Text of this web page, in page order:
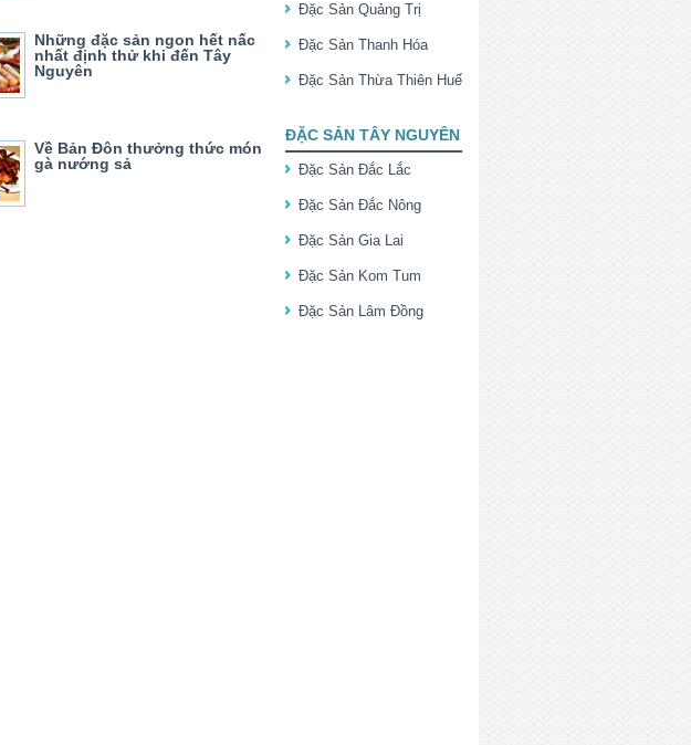
Những đặc sản ngon hết nấc
nhất định thử khi đến Tây
Nguyên
Về Bản Đôn thưởng thức món
gà nướng sả
Đặc Sản Quảng Trị
Đặc Sản Thanh Hóa
Đặc Sản Thừa Thiên Huế
ĐẶC SẢN TÂY NGUYÊN
Đặc Sản Đắc Lắc
Đặc Sản Đắc Nông
Đặc Sản Gia Lai
Đặc Sản Kom Tum
Đặc Sản Lâm Đồng